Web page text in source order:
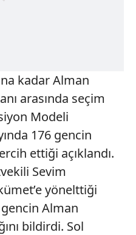
kadar Alman
arasında seçim
Modeli
176 gencin
ettiği açıklandı.
Sevim
yönelttiği
Alman
bildirdi. Sol